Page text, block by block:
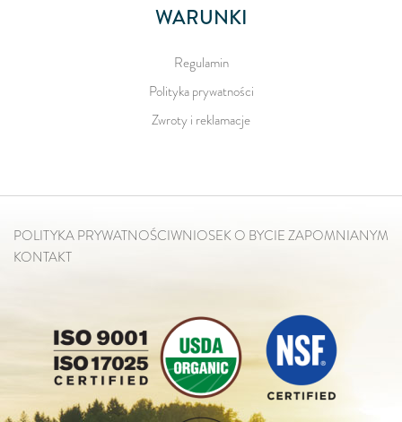
WARUNKI
Regulamin
Polityka prywatności
Zwroty i reklamacje
POLITYKA PRYWATNOŚCIWNIOSEK O BYCIE ZAPOMNIANYM
KONTAKT